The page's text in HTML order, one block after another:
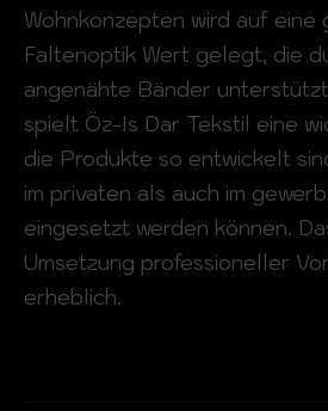
Wohnkonzepten wird auf eine
Faltenoptik Wert gelegt, die
angenähte Bänder
spielt Öz-Is Dar Tekstil eine
die Produkte so entwickelt
im privaten als auch im
eingesetzt werden können.
Umsetzung professioneller
erheblich.